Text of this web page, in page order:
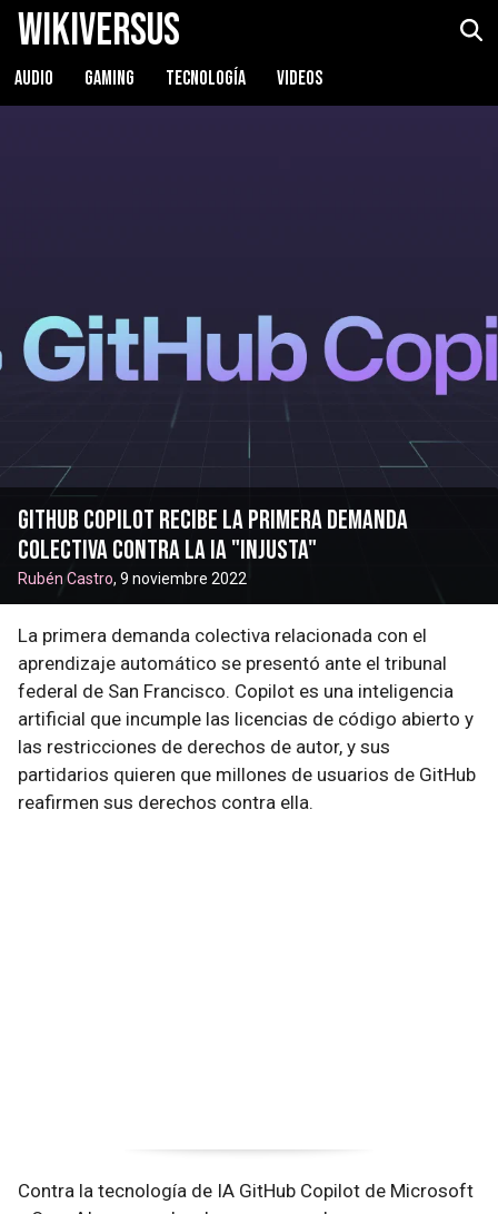
WikiVersus
AUDIO GAMING TECNOLOGÍA VIDEOS
GitHub Copilot recibe la primera demanda
colectiva contra la IA "injusta"
Rubén Castro, 9 noviembre 2022
La primera demanda colectiva relacionada con el
aprendizaje automático se presentó ante el tribunal
federal de San Francisco. Copilot es una inteligencia
artificial que incumple las licencias de código abierto y
las restricciones de derechos de autor, y sus
partidarios quieren que millones de usuarios de GitHub
reafirmen sus derechos contra ella.
Contra la tecnología de IA GitHub Copilot de Microsoft